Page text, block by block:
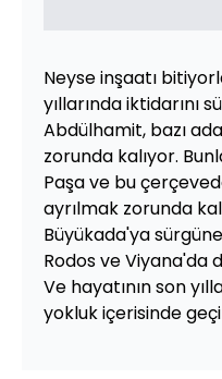
Neyse inşaatı
yıllarında iktidarını
Abdülhamit, bazı
zorunda kalıyor.
Paşa ve bu
ayrılmak zorunda
Büyükada'ya
Rodos ve Viyana'da
Ve hayatının son
yokluk içerisinde